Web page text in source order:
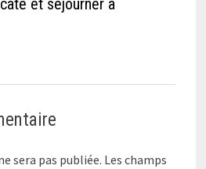
et séjourner à
sera pas publiée. Les champs